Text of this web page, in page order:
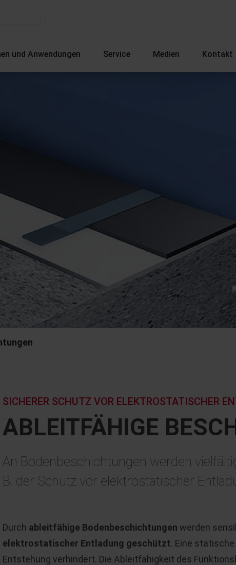
und Anwendungen Service Medien Kontakt
ABLEIT­FÄHIGE
SICHERER SCHUTZ VOR ELEKTROSTATISCHER
An Bodenbeschichtungen werden
B. der Schutz vor elektrostatischer
Durch ableitfähige Bodenbeschichtungen werden
elektrostatischer Entladung geschützt. Eine
Entstehung verhindert. Die Ableitfähigkeit des